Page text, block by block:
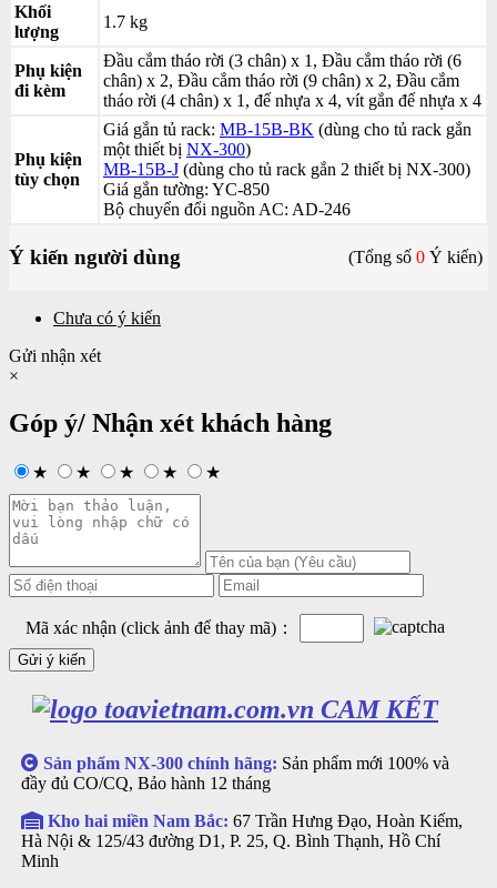
Khối
lượng
1.7 kg
Phụ kiện
đi kèm
Đầu cắm tháo rời (3 chân) x 1, Đầu cắm tháo rời (6
chân) x 2, Đầu cắm tháo rời (9 chân) x 2, Đầu cắm
tháo rời (4 chân) x 1, đế nhựa x 4, vít gắn đế nhựa x 4
Phụ kiện
tùy chọn
Giá gắn tủ rack: MB-15B-BK (dùng cho tủ rack gắn
một thiết bị NX-300)
MB-15B-J (dùng cho tủ rack gắn 2 thiết bị NX-300)
Giá gắn tường: YC-850
Bộ chuyển đổi nguồn AC: AD-246
Ý kiến người dùng (Tổng số 0 Ý kiến)
Chưa có ý kiến
Gửi nhận xét
×
Góp ý/ Nhận xét khách hàng
★ ★ ★ ★ ★
Mã xác nhận (click ảnh để thay mã)：
CAM KẾT
Sản phẩm NX-300 chính hãng: Sản phẩm mới 100% và
đầy đủ CO/CQ, Bảo hành 12 tháng
Kho hai miền Nam Bắc: 67 Trần Hưng Đạo, Hoàn Kiếm,
Hà Nội & 125/43 đường D1, P. 25, Q. Bình Thạnh, Hồ Chí
Minh